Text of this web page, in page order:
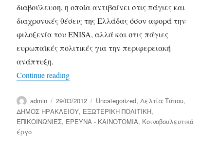
διαβούλευση, η οποία αντιβαίνει στις πάγιες και
διαχρονικές θέσεις της Ελλάδας όσον αφορά την
φιλοξενία του ENISA, αλλά και στις πάγιες
ευρωπαϊκές πολιτικές για την περιφερειακή
ανάπτυξη.
Continue reading““Κοινό μέτωπο” για ENISA από
Author
admin
Posted
on
29/03/2012 Categories
Uncategorized,Δελτία Τύπου,
ΔΗΜΟΣ ΗΡΑΚΛΕΙΟΥ, ΕΞΩΤΕΡΙΚΗ ΠΟΛΙΤΙΚΗ,
ΕΠΙΚΟΙΝΩΝΙΕΣ, ΕΡΕΥΝΑ - ΚΑΙΝΟΤΟΜΙΑ, Κοινοβουλευτικό
έργο